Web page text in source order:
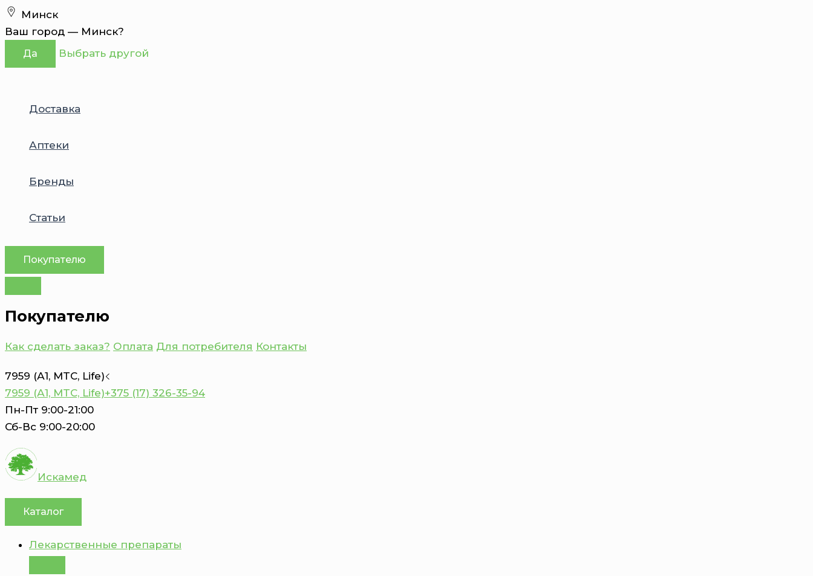
Перейти
к
содержимому
Минск
Ваш город — Минск?
Да Выбрать другой
Доставка
Аптеки
Бренды
Статьи
Покупателю
Покупателю
Как сделать заказ? Оплата Для потребителя Контакты
7959 (А1, MTC, Life)
7959 (А1, MTC, Life)+375 (17) 326-35-94
Пн-Пт 9:00-21:00
Сб-Вс 9:00-20:00
Искамед
Каталог
Лекарственные препараты